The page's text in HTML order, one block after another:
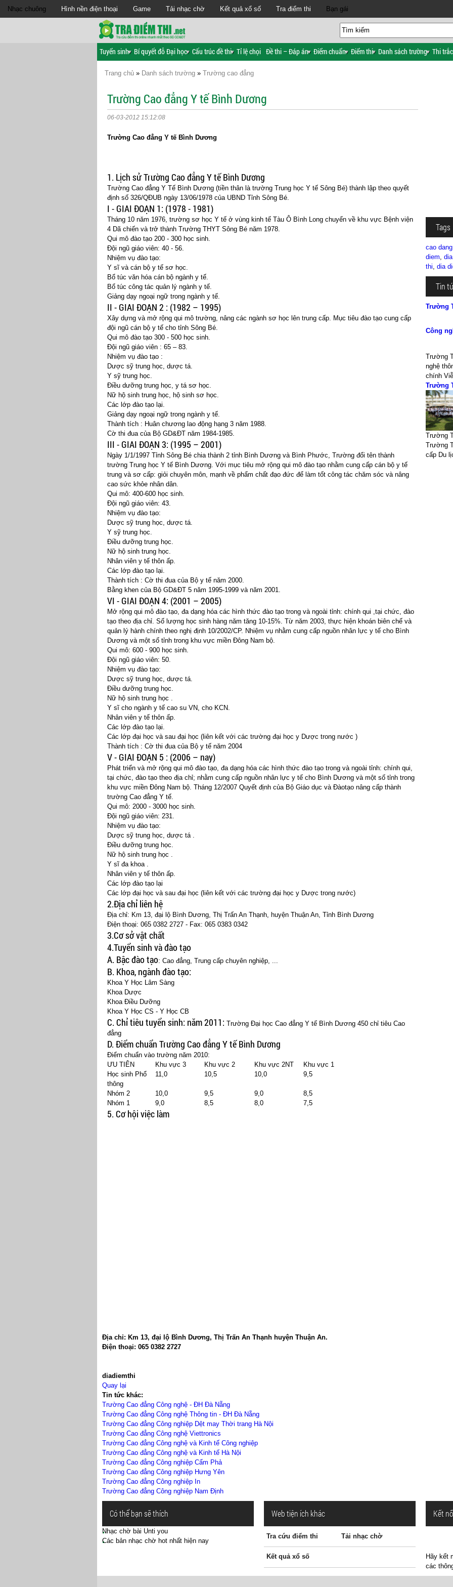
Nhạc chuông Hình nền điện thoại Game Tải nhạc chờ Kết quả xổ số Tra điểm thi Bạn gái
Tuyển sinh Bí quyết đỗ Đại học Cấu trúc đề thi Tỉ lệ chọi Đề thi – Đáp án Điểm chuẩn Điểm thi Danh sách trường Thi
Trang chủ » Danh sách trường » Trường cao đẳng
Trường Cao đẳng Y tế Bình Dương
06-03-2012 15:12:08
Trường Cao đẳng Y tế Bình Dương
1. Lịch sử Trường Cao đẳng Y tế Bình Dương
Trường Cao đẳng Y Tế Bình Dương (tiền thân là trường Trung học Y tế Sông Bé) thành lập theo quyết
định số 326/QĐUB ngày 13/06/1978 của UBND Tỉnh Sông Bé.
I - GIAI ĐOẠN 1: (1978 - 1981)
Tháng 10 năm 1976, trường sơ học Y tế ở vùng kinh tế Tàu Ô Bình Long chuyển về khu vực Bệnh viện
4 Dã chiến và trở thành Trường THYT Sông Bé năm 1978.
Qui mô đào tạo 200 - 300 học sinh.
Đội ngũ giáo viên: 40 - 56.
Nhiệm vụ đào tạo:
Y sĩ và cán bộ y tế sơ học.
Bổ túc văn hóa cán bộ ngành y tế.
Bổ túc công tác quản lý ngành y tế.
Giảng dạy ngoại ngữ trong ngành y tế.
II - GIAI ĐOẠN 2 : (1982 – 1995)
Xây dựng và mở rộng qui mô trường, nâng các ngành sơ học lên trung cấp. Mục tiêu đào tạo cung cấp
đội ngũ cán bộ y tế cho tỉnh Sông Bé.
Qui mô đào tạo 300 - 500 học sinh.
Đội ngũ giáo viên : 65 – 83.
Nhiệm vụ đào tạo :
Dược sỹ trung học, dược tá.
Y sỹ trung học.
Điều dưỡng trung học, y tá sơ học.
Nữ hộ sinh trung học, hộ sinh sơ học.
Các lớp đào tạo lại.
Giảng dạy ngoại ngữ trong ngành y tế.
Thành tích : Huân chương lao động hạng 3 năm 1988.
Cờ thi đua của Bộ GD&ĐT năm 1984-1985.
III - GIAI ĐOẠN 3: (1995 – 2001)
Ngày 1/1/1997 Tỉnh Sông Bé chia thành 2 tỉnh Bình Dương và Bình Phước, Trường đổi tên thành
trường Trung học Y tế Bình Dương. Với mục tiêu mở rộng qui mô đào tạo nhằm cung cấp cán bộ y tế
trung và sơ cấp: giỏi chuyên môn, mạnh về phẩm chất đạo đức để làm tốt công tác chăm sóc và nâng
cao sức khỏe nhân dân.
Qui mô: 400-600 học sinh.
Đội ngũ giáo viên: 43.
Nhiệm vụ đào tạo:
Dược sỹ trung học, dược tá.
Y sỹ trung học.
Điều dưỡng trung học.
Nữ hộ sinh trung học.
Nhân viên y tế thôn ấp.
Các lớp đào tạo lại.
Thành tích : Cờ thi đua của Bộ y tế năm 2000.
Bằng khen của Bộ GD&ĐT 5 năm 1995-1999 và năm 2001.
VI - GIAI ĐOẠN 4: (2001 – 2005)
Mở rộng qui mô đào tạo, đa dạng hóa các hình thức đào tạo trong và ngoài tỉnh: chính qui ,tại chức, đào
tạo theo địa chỉ. Số lượng học sinh hàng năm tăng 10-15%. Từ năm 2003, thực hiện khoán biên chế và
quản lý hành chính theo nghị định 10/2002/CP. Nhiệm vụ nhằm cung cấp nguồn nhân lực y tế cho Bình
Dương và một số tỉnh trong khu vực miền Đông Nam bộ.
Qui mô: 600 - 900 học sinh.
Đội ngũ giáo viên: 50.
Nhiệm vụ đào tạo:
Dược sỹ trung học, dược tá.
Điều dưỡng trung học.
Nữ hộ sinh trung học .
Y sĩ cho ngành y tế cao su VN, cho KCN.
Nhân viên y tế thôn ấp.
Các lớp đào tạo lại.
Các lớp đại học và sau đại học (liên kết với các trường đại học y Dược trong nước )
Thành tích : Cờ thi đua của Bộ y tế năm 2004
V - GIAI ĐOẠN 5 : (2006 – nay)
Phát triển và mở rộng qui mô đào tạo, đa dạng hóa các hình thức đào tạo trong và ngoài tỉnh: chính qui,
tại chức, đào tạo theo địa chỉ; nhằm cung cấp nguồn nhân lực y tế cho Bình Dương và một số tỉnh trong
khu vực miền Đông Nam bộ. Tháng 12/2007 Quyết định của Bộ Giáo dục và Đàotạo nâng cấp thành
trường Cao đẳng Y tế.
Qui mô: 2000 - 3000 học sinh.
Đội ngũ giáo viên: 231.
Nhiệm vụ đào tạo:
Dược sỹ trung học, dược tá .
Điều dưỡng trung học.
Nữ hộ sinh trung học .
Y sĩ đa khoa .
Nhân viên y tế thôn ấp.
Các lớp đào tạo lại
Các lớp đại học và sau đại học (liên kết với các trường đại học y Dược trong nước)
2.Địa chỉ liên hệ
Địa chỉ: Km 13, đại lộ Bình Dương, Thị Trấn An Thạnh, huyện Thuận An, Tỉnh Bình Dương
Điện thoại: 065 0382 2727 - Fax: 065 0383 0342
3.Cơ sở vật chất
4.Tuyển sinh và đào tạo
A. Bậc đào tạo: Cao đẳng, Trung cấp chuyên nghiệp, ...
B. Khoa, ngành đào tạo:
Khoa Y Học Lâm Sàng
Khoa Dược
Khoa Điều Dưỡng
Khoa Y Học CS - Y Học CB
C. Chỉ tiêu tuyển sinh: năm 2011: Trường Đại học Cao đẳng Y tế Bình Dương 450 chỉ tiêu Cao
đẳng
D. Điểm chuẩn Trường Cao đẳng Y tế Bình Dương
Điểm chuẩn vào trường năm 2010:
ƯU TIÊN
Khu vực 3 Khu vực 2 Khu vực 2NT
Khu vực 1
Học sinh Phổ
thông
11,0 10,5 10,0 9,5
Nhóm 2 10,0 9,5 9,0
8,5
Nhóm 1
9,0 8,5 8,0 7,5
5. Cơ hội việc làm
Địa chỉ: Km 13, đại lộ Bình Dương, Thị Trấn An Thạnh huyện Thuận An.
Điện thoại: 065 0382 2727
diadiemthi
Quay lại
Tin tức khác:
Trường Cao đẳng Công nghệ - ĐH Đà Nẵng
Trường Cao đẳng Công nghệ Thông tin - ĐH Đà Nẵng
Trường Cao đẳng Công nghiệp Dệt may Thời trang Hà Nội
Trường Cao đẳng Công nghệ Viettronics
Trường Cao đẳng Công nghệ và Kinh tế Công nghiệp
Trường Cao đẳng Công nghệ và Kinh tế Hà Nội
Trường Cao đẳng Công nghiệp Cẩm Phả
Trường Cao đẳng Công nghiệp Hưng Yên
Trường Cao đẳng Công nghiệp In
Trường Cao đẳng Công nghiệp Nam Định
Tags
cao
diem,
thi, dia
Tin
Trường
Công
Trường
nghệ
chính
Trường
Trường
Trường
cấp Du
Có thể bạn sẽ thích
Nhạc chờ bài Unti you
Các bản nhạc chờ hot nhất hiện nay
Web tiện ích khác
Tra cứu điểm thi Tải nhạc chờ
Kết quả xổ số
Kết
Hãy kết
các